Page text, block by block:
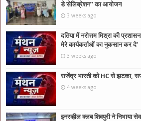
डे सेलिब्रेशन” का आयोजन
3 weeks ago
दतिया में नरोत्तम मिश्रा की
मेरे कार्यकर्ताओं का नुकसान कर दे’
3 weeks ago
राजेंद्र भारती को HC से झटका,
4 weeks ago
इनरव्हील क्लब शिवपुरी ने निभाया